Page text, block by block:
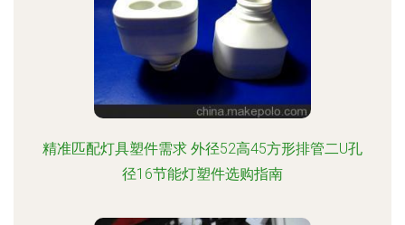
精准匹配灯具塑件需求 外径52高45方形排管二U孔
径16节能灯塑件选购指南